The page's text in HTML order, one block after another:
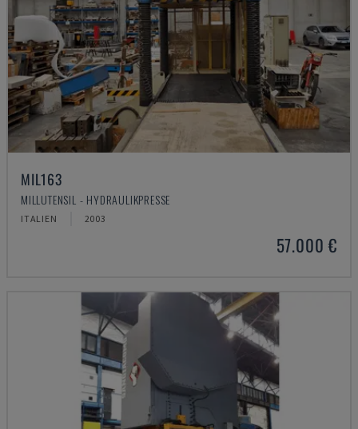
MIL163
MILLUTENSIL - HYDRAULIKPRESSE
ITALIEN 2003
57.000 €